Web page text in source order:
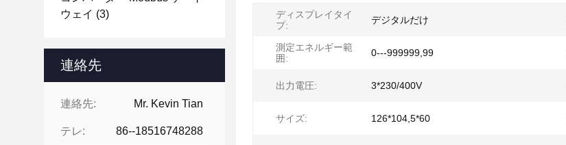
ウェイ (3)
連絡先
連絡先: Mr. Kevin Tian
テレ: 86--18516748288
ディスプレイタイ
プ:
デジタルだけ
測定エネルギー範
囲:
0---999999,99
出力電圧: 3*230/400V
サイズ: 126*104,5*60